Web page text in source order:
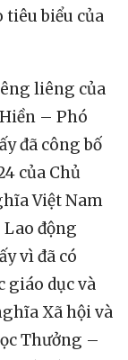
biểu của
liêng của
– Phó
đã công bố
của Chủ
Việt Nam
động
vì đã có
giáo dục và
Xã hội và
Thưởng –